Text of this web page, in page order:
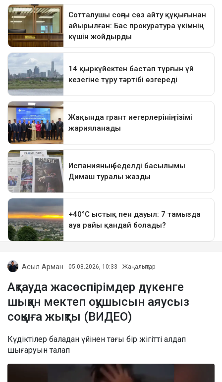
Асыл Арман 05.08.2026, 10:33 Жаңалықтар
Ақтауда жасөспірімдер дүкенге
шыққан мектеп оқушысын аяусыз
соққыға жықты (ВИДЕО)
Күдіктілер баладан үйінен тағы бір жігітті алдап
шығаруын талап